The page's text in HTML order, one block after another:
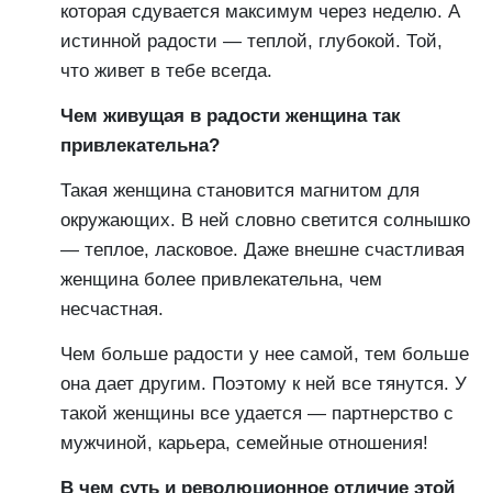
которая сдувается максимум через неделю. А
истинной радости — теплой, глубокой. Той,
что живет в тебе всегда.
Чем живущая в радости женщина так
привлекательна?
Такая женщина становится магнитом для
окружающих. В ней словно светится солнышко
— теплое, ласковое. Даже внешне счастливая
женщина более привлекательна, чем
несчастная.
Чем больше радости у нее самой, тем больше
она дает другим. Поэтому к ней все тянутся. У
такой женщины все удается — партнерство с
мужчиной, карьера, семейные отношения!
В чем суть и революционное отличие этой